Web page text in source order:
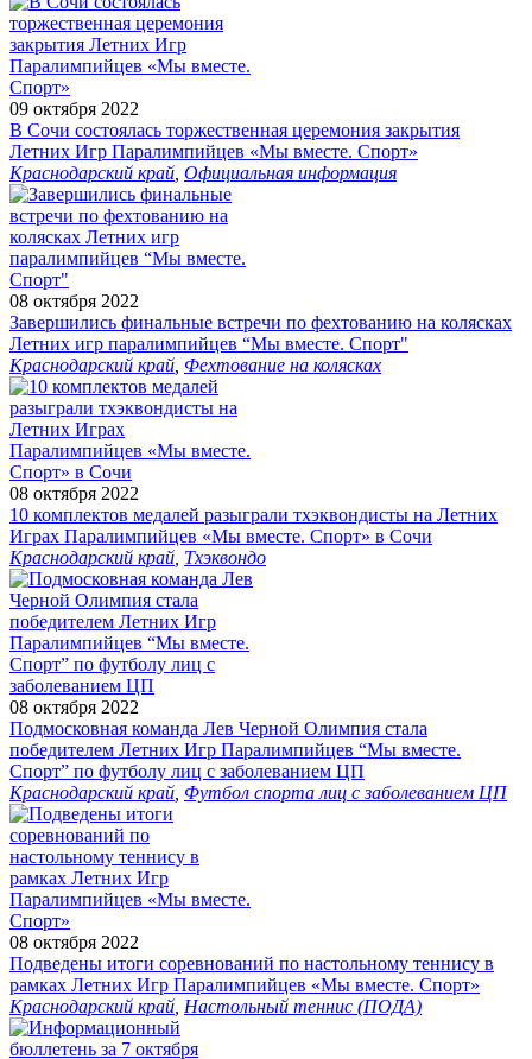
09 октября 2022
В Сочи состоялась торжественная церемония закрытия
Летних Игр Паралимпийцев «Мы вместе. Спорт»
Краснодарский край Официальная информация
08 октября 2022
Завершились финальные встречи по фехтованию на колясках
Летних игр паралимпийцев “Мы вместе. Спорт"
Краснодарский край Фехтование на колясках
08 октября 2022
10 комплектов медалей разыграли тхэквондисты на Летних
Играх Паралимпийцев «Мы вместе. Спорт» в Сочи
Краснодарский край Тхэквондо
08 октября 2022
Подмосковная команда Лев Черной Олимпия стала
победителем Летних Игр Паралимпийцев “Мы вместе.
Спорт” по футболу лиц с заболеванием ЦП
Краснодарский край Футбол спорта лиц с заболеванием ЦП
08 октября 2022
Подведены итоги соревнований по настольному теннису в
рамках Летних Игр Паралимпийцев «Мы вместе. Спорт»
Краснодарский край Настольный теннис (ПОДА)